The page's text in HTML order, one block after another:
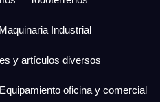
Maquinaria Industrial
y artículos diversos
Equipamiento oficina y comercial